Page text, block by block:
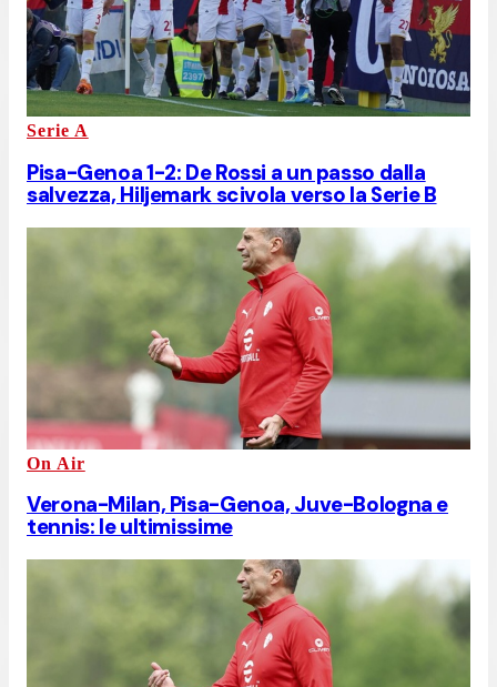
Serie A
Pisa-Genoa 1-2: De Rossi a un passo dalla
salvezza, Hiljemark scivola verso la Serie B
On Air
Verona-Milan, Pisa-Genoa, Juve-Bologna e
tennis: le ultimissime